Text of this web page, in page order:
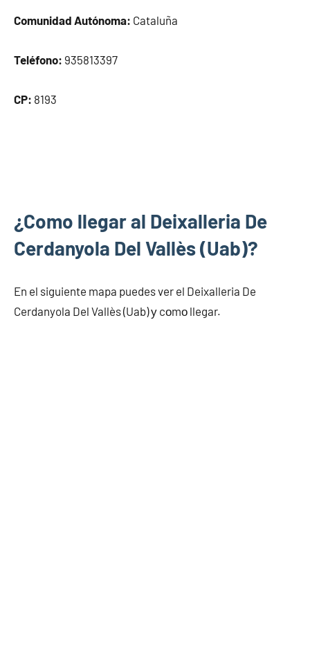
Comunidad Autónoma: Cataluña
Teléfono: 935813397
CP: 8193
¿Como llegar al Deixalleria De
Cerdanyola Del Vallès (Uab)?
En el siguiente mapa puedes ver el Deixalleria De
Cerdanyola Del Vallès (Uab) у cοmο llegar.